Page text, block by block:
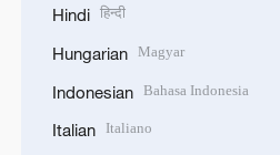
Hindi हिन्दी
Hungarian Magyar
Indonesian Bahasa Indonesia
Italian Italiano